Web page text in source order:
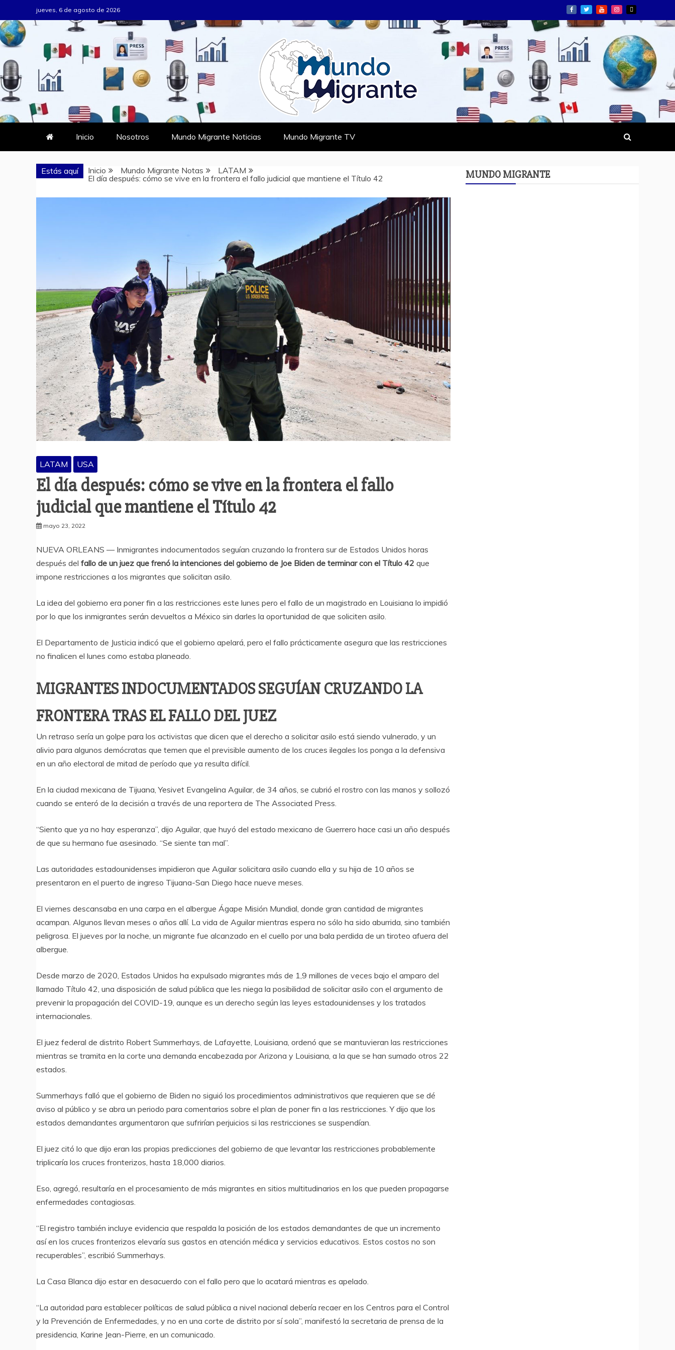
al
contenido
jueves, 6 de agosto de 2026
MUNDO MIGRANTE
DONDE TODOS SOMOS MIGRANTES
Inicio Nosotros Mundo Migrante Noticias Mundo Migrante TV
Estás aquí Inicio Mundo Migrante Notas
LATAM
El día después: cómo se vive en la frontera el fallo judicial que mantiene el Título 42
LATAM USA
El día después: cómo se vive en la frontera el fallo
judicial que mantiene el Título 42
mayo 23, 2022
NUEVA ORLEANS — Inmigrantes indocumentados seguían cruzando la frontera sur de Estados Unidos horas
después del fallo de un juez que frenó la intenciones del gobierno de Joe Biden de terminar con el Título 42 que
impone restricciones a los migrantes que solicitan asilo.
La idea del gobierno era poner fin a las restricciones este lunes pero el fallo de un magistrado en Louisiana lo impidió
por lo que los inmigrantes serán devueltos a México sin darles la oportunidad de que soliciten asilo.
El Departamento de Justicia indicó que el gobierno apelará, pero el fallo prácticamente asegura que las restricciones
no finalicen el lunes como estaba planeado.
MIGRANTES INDOCUMENTADOS SEGUÍAN CRUZANDO LA
FRONTERA TRAS EL FALLO DEL JUEZ
Un retraso sería un golpe para los activistas que dicen que el derecho a solicitar asilo está siendo vulnerado, y un
alivio para algunos demócratas que temen que el previsible aumento de los cruces ilegales los ponga a la defensiva
en un año electoral de mitad de período que ya resulta difícil.
En la ciudad mexicana de Tijuana, Yesivet Evangelina Aguilar, de 34 años, se cubrió el rostro con las manos y sollozó
cuando se enteró de la decisión a través de una reportera de The Associated Press.
“Siento que ya no hay esperanza”, dijo Aguilar, que huyó del estado mexicano de Guerrero hace casi un año después
de que su hermano fue asesinado. “Se siente tan mal”.
Las autoridades estadounidenses impidieron que Aguilar solicitara asilo cuando ella y su hija de 10 años se
presentaron en el puerto de ingreso Tijuana-San Diego hace nueve meses.
El viernes descansaba en una carpa en el albergue Ágape Misión Mundial, donde gran cantidad de migrantes
acampan. Algunos llevan meses o años allí. La vida de Aguilar mientras espera no sólo ha sido aburrida, sino también
peligrosa. El jueves por la noche, un migrante fue alcanzado en el cuello por una bala perdida de un tiroteo afuera del
albergue.
Desde marzo de 2020, Estados Unidos ha expulsado migrantes más de 1,9 millones de veces bajo el amparo del
llamado Título 42, una disposición de salud pública que les niega la posibilidad de solicitar asilo con el argumento de
prevenir la propagación del COVID-19, aunque es un derecho según las leyes estadounidenses y los tratados
internacionales.
El juez federal de distrito Robert Summerhays, de Lafayette, Louisiana, ordenó que se mantuvieran las restricciones
mientras se tramita en la corte una demanda encabezada por Arizona y Louisiana, a la que se han sumado otros 22
estados.
Summerhays falló que el gobierno de Biden no siguió los procedimientos administrativos que requieren que se dé
aviso al público y se abra un periodo para comentarios sobre el plan de poner fin a las restricciones. Y dijo que los
estados demandantes argumentaron que sufrirían perjuicios si las restricciones se suspendían.
El juez citó lo que dijo eran las propias predicciones del gobierno de que levantar las restricciones probablemente
triplicaría los cruces fronterizos, hasta 18,000 diarios.
Eso, agregó, resultaría en el procesamiento de más migrantes en sitios multitudinarios en los que pueden propagarse
enfermedades contagiosas.
“El registro también incluye evidencia que respalda la posición de los estados demandantes de que un incremento
así en los cruces fronterizos elevaría sus gastos en atención médica y servicios educativos. Estos costos no son
recuperables”, escribió Summerhays.
La Casa Blanca dijo estar en desacuerdo con el fallo pero que lo acatará mientras es apelado.
“La autoridad para establecer políticas de salud pública a nivel nacional debería recaer en los Centros para el Control
y la Prevención de Enfermedades, y no en una corte de distrito por sí sola”, manifestó la secretaria de prensa de la
presidencia, Karine Jean-Pierre, en un comunicado.
MUNDO MIGRANTE